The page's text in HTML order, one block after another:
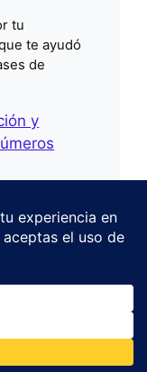
tu
te ayudó
de
y
Gracias
con mi
Bueno"• Creado
virtual? 👩‍🏫